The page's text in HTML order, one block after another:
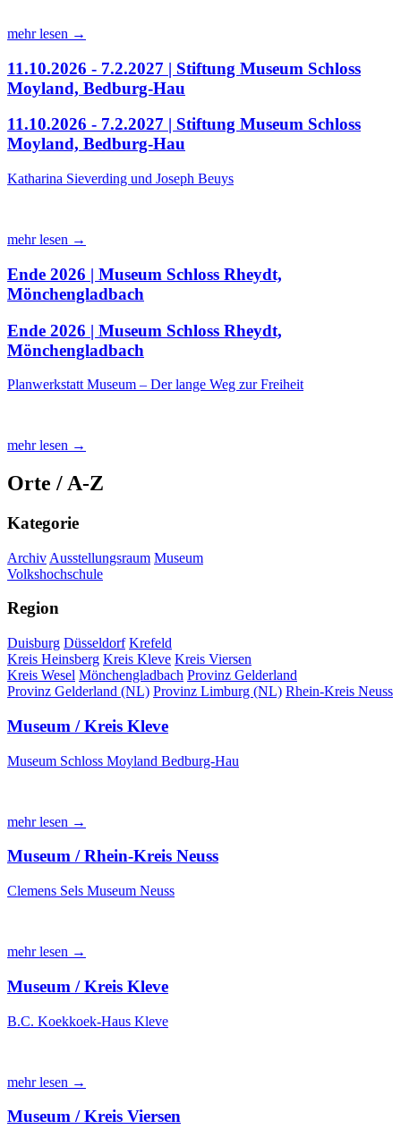
mehr lesen →
11.10.2026 - 7.2.2027 | Stiftung Museum Schloss
Moyland, Bedburg-Hau
11.10.2026 - 7.2.2027 | Stiftung Museum Schloss
Moyland, Bedburg-Hau
Katharina Sieverding und Joseph Beuys
mehr lesen →
Ende 2026 | Museum Schloss Rheydt,
Mönchengladbach
Ende 2026 | Museum Schloss Rheydt,
Mönchengladbach
Planwerkstatt Museum – Der lange Weg zur Freiheit
mehr lesen →
Orte / A-Z
Kategorie
Archiv Ausstellungsraum Museum
Volkshochschule
Region
Duisburg Düsseldorf Krefeld
Kreis Heinsberg Kreis Kleve Kreis Viersen
Kreis Wesel Mönchengladbach Provinz Gelderland
Provinz Gelderland (NL) Provinz Limburg (NL) Rhein-Kreis Neuss
Museum / Kreis Kleve
Museum Schloss Moyland Bedburg-Hau
mehr lesen →
Museum / Rhein-Kreis Neuss
Clemens Sels Museum Neuss
mehr lesen →
Museum / Kreis Kleve
B.C. Koekkoek-Haus Kleve
mehr lesen →
Museum / Kreis Viersen